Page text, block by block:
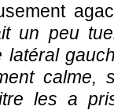
un peu
calme,
les a